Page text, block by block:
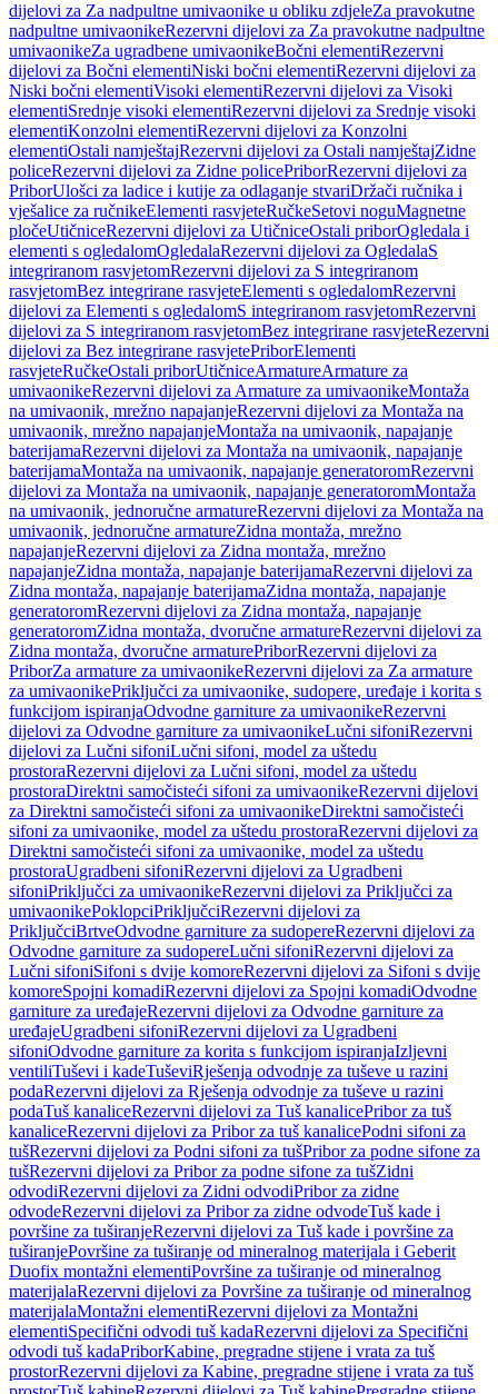
dijelovi za Za nadpultne umivaonike u obliku zdjeleZa pravokutne
nadpultne umivaonikeRezervni dijelovi za Za pravokutne nadpultne
umivaonikeZa ugradbene umivaonikeBočni elementiRezervni
dijelovi za Bočni elementiNiski bočni elementiRezervni dijelovi za
Niski bočni elementiVisoki elementiRezervni dijelovi za Visoki
elementiSrednje visoki elementiRezervni dijelovi za Srednje visoki
elementiKonzolni elementiRezervni dijelovi za Konzolni
elementiOstali namještajRezervni dijelovi za Ostali namještajZidne
policeRezervni dijelovi za Zidne policePriborRezervni dijelovi za
PriborUlošci za ladice i kutije za odlaganje stvariDržači ručnika i
vješalice za ručnikeElementi rasvjeteRučkeSetovi noguMagnetne
pločeUtičniceRezervni dijelovi za UtičniceOstali priborOgledala i
elementi s ogledalomOgledalaRezervni dijelovi za OgledalaS
integriranom rasvjetomRezervni dijelovi za S integriranom
rasvjetomBez integrirane rasvjeteElementi s ogledalomRezervni
dijelovi za Elementi s ogledalomS integriranom rasvjetomRezervni
dijelovi za S integriranom rasvjetomBez integrirane rasvjeteRezervni
dijelovi za Bez integrirane rasvjetePriborElementi
rasvjeteRučkeOstali priborUtičniceArmatureArmature za
umivaonikeRezervni dijelovi za Armature za umivaonikeMontaža
na umivaonik, mrežno napajanjeRezervni dijelovi za Montaža na
umivaonik, mrežno napajanjeMontaža na umivaonik, napajanje
baterijamaRezervni dijelovi za Montaža na umivaonik, napajanje
baterijamaMontaža na umivaonik, napajanje generatoromRezervni
dijelovi za Montaža na umivaonik, napajanje generatoromMontaža
na umivaonik, jednoručne armatureRezervni dijelovi za Montaža na
umivaonik, jednoručne armatureZidna montaža, mrežno
napajanjeRezervni dijelovi za Zidna montaža, mrežno
napajanjeZidna montaža, napajanje baterijamaRezervni dijelovi za
Zidna montaža, napajanje baterijamaZidna montaža, napajanje
generatoromRezervni dijelovi za Zidna montaža, napajanje
generatoromZidna montaža, dvoručne armatureRezervni dijelovi za
Zidna montaža, dvoručne armaturePriborRezervni dijelovi za
PriborZa armature za umivaonikeRezervni dijelovi za Za armature
za umivaonikePriključci za umivaonike, sudopere, uređaje i korita s
funkcijom ispiranjaOdvodne garniture za umivaonikeRezervni
dijelovi za Odvodne garniture za umivaonikeLučni sifoniRezervni
dijelovi za Lučni sifoniLučni sifoni, model za uštedu
prostoraRezervni dijelovi za Lučni sifoni, model za uštedu
prostoraDirektni samočisteći sifoni za umivaonikeRezervni dijelovi
za Direktni samočisteći sifoni za umivaonikeDirektni samočisteći
sifoni za umivaonike, model za uštedu prostoraRezervni dijelovi za
Direktni samočisteći sifoni za umivaonike, model za uštedu
prostoraUgradbeni sifoniRezervni dijelovi za Ugradbeni
sifoniPriključci za umivaonikeRezervni dijelovi za Priključci za
umivaonikePoklopciPriključciRezervni dijelovi za
PriključciBrtveOdvodne garniture za sudopereRezervni dijelovi za
Odvodne garniture za sudopereLučni sifoniRezervni dijelovi za
Lučni sifoniSifoni s dvije komoreRezervni dijelovi za Sifoni s dvije
komoreSpojni komadiRezervni dijelovi za Spojni komadiOdvodne
garniture za uređajeRezervni dijelovi za Odvodne garniture za
uređajeUgradbeni sifoniRezervni dijelovi za Ugradbeni
sifoniOdvodne garniture za korita s funkcijom ispiranjaIzljevni
ventiliTuševi i kadeTuševiRješenja odvodnje za tuševe u razini
podaRezervni dijelovi za Rješenja odvodnje za tuševe u razini
podaTuš kanaliceRezervni dijelovi za Tuš kanalicePribor za tuš
kanaliceRezervni dijelovi za Pribor za tuš kanalicePodni sifoni za
tušRezervni dijelovi za Podni sifoni za tušPribor za podne sifone za
tušRezervni dijelovi za Pribor za podne sifone za tušZidni
odvodiRezervni dijelovi za Zidni odvodiPribor za zidne
odvodeRezervni dijelovi za Pribor za zidne odvodeTuš kade i
površine za tuširanjeRezervni dijelovi za Tuš kade i površine za
tuširanjePovršine za tuširanje od mineralnog materijala i Geberit
Duofix montažni elementiPovršine za tuširanje od mineralnog
materijalaRezervni dijelovi za Površine za tuširanje od mineralnog
materijalaMontažni elementiRezervni dijelovi za Montažni
elementiSpecifični odvodi tuš kadaRezervni dijelovi za Specifični
odvodi tuš kadaPriborKabine, pregradne stijene i vrata za tuš
prostorRezervni dijelovi za Kabine, pregradne stijene i vrata za tuš